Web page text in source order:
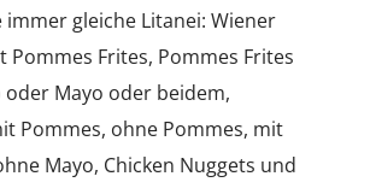
immer gleiche Litanei: Wiener
Pommes Frites, Pommes Frites
Mayo oder beidem,
Pommes, ohne Pommes, mit
Mayo, Chicken Nuggets und